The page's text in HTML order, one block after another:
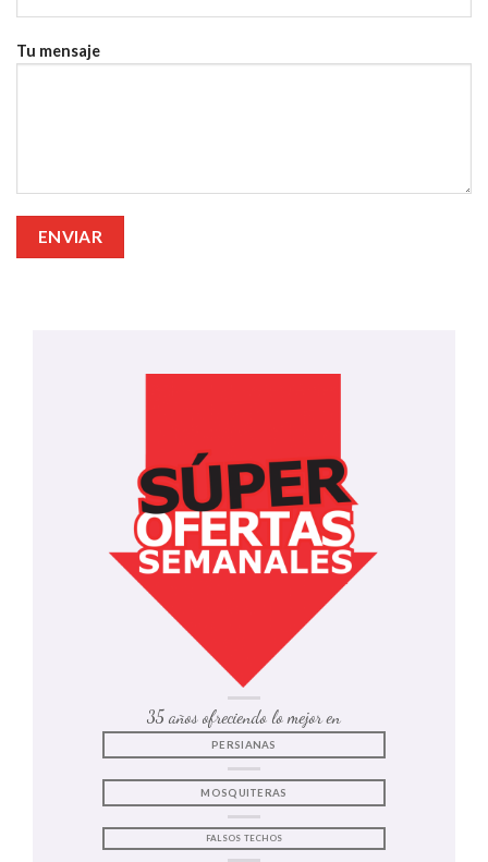
Tu mensaje
35 años ofreciendo lo mejor en
PERSIANAS
MOSQUITERAS
FALSOS TECHOS